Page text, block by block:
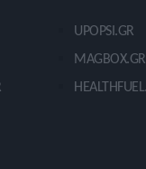
UPOPSI.GR
MAGBOX.GR